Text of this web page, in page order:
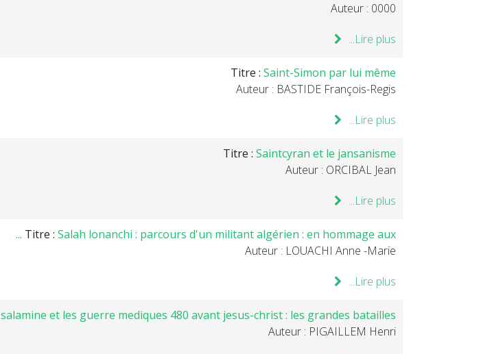
Auteur : 0000
Lire plus...
Titre : Saint-Simon par lui même
Auteur : BASTIDE François-Regis
Lire plus...
Titre : Saintcyran et le jansanisme
Auteur : ORCIBAL Jean
Lire plus...
Titre : Salah lonanchi : parcours d'un militant algérien : en hommage aux ...
Auteur : LOUACHI Anne -Marie
Lire plus...
salamine et les guerre mediques 480 avant jesus-christ : les grandes batailles
Auteur : PIGAILLEM Henri